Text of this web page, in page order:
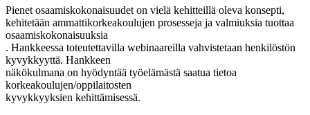
Pienet osaamiskokonaisuudet on vielä kehitteillä oleva konsepti,
kehitetään ammattikorkeakoulujen prosesseja ja valmiuksia tuottaa
osaamiskokonaisuuksia
. Hankkeessa toteutettavilla webinaareilla vahvistetaan henkilöstön
kyvykkyyttä. Hankkeen
näkökulmana on hyödyntää työelämästä saatua tietoa
korkeakoulujen/oppilaitosten
kyvykkyyksien kehittämisessä.